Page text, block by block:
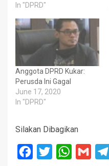
In "DPRD"
Anggota DPRD Kukar:
Perusda Ini Gagal
June 17, 2020
In "DPRD"
Silakan Dibagikan
Facebook
Twitter WhatsApp
Gmail